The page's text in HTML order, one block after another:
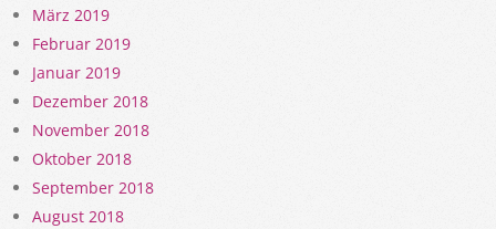
März 2019
Februar 2019
Januar 2019
Dezember 2018
November 2018
Oktober 2018
September 2018
August 2018